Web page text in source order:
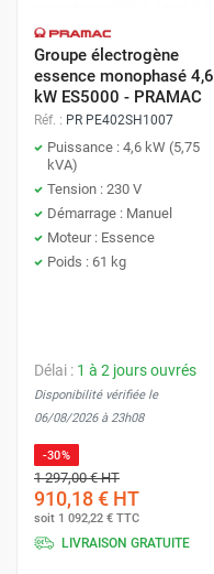
Groupe électrogène
essence monophasé 4,6
kW ES5000 - PRAMAC
Réf. : PR PE402SH1007
Puissance : 4,6 kW (5,75
kVA)
Tension : 230 V
Démarrage : Manuel
Moteur : Essence
Poids : 61 kg
Délai : 1 à 2 jours ouvrés
Disponibilité vérifiée le
06/08/2026 à 23h08
-30%
1 297,00 €HT
910,18 € HT
soit 1 092,22 € TTC
LIVRAISON GRATUITE